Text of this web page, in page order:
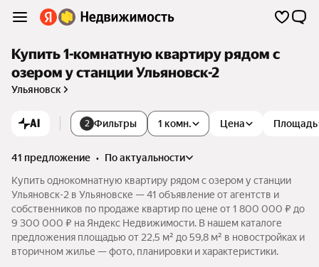
Купить 1-комнатную квартиру рядом с
озером у станции Ульяновск-2
Ульяновск
AI 2 Фильтры 1 комн. Цена Площадь
41 предложение •
по актуальности
Купить однокомнатную квартиру рядом с озером у станции
Ульяновск-2 в Ульяновске — 41 объявление от агентств и
собственников по продаже квартир по цене от 1 800 000 ₽ до
9 300 000 ₽ на Яндекс Недвижимости. В нашем каталоге
предложения площадью от 22,5 м² до 59,8 м² в новостройках и
вторичном жилье — фото, планировки и характеристики.